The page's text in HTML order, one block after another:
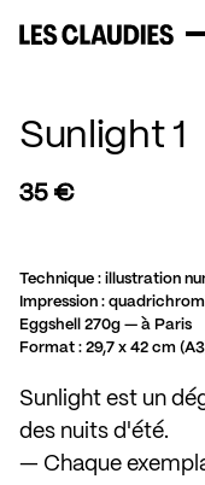
Sunlight 1
35 €
Technique : illustration
Impression :
Eggshell 270g — à Paris
Format : 29,7 x 42 cm
Sunlight est un
des nuits d'été.
— Chaque